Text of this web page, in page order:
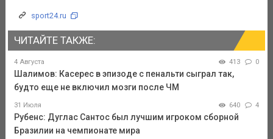
sport24.ru
ЧИТАЙТЕ ТАКЖЕ:
4 Августа 413 0
Шалимов: Касерес в эпизоде с пенальти сыграл так,
будто еще не включил мозги после ЧМ
31 Июля 640 4
Рубенс: Дуглас Сантос был лучшим игроком сборной
Бразилии на чемпионате мира